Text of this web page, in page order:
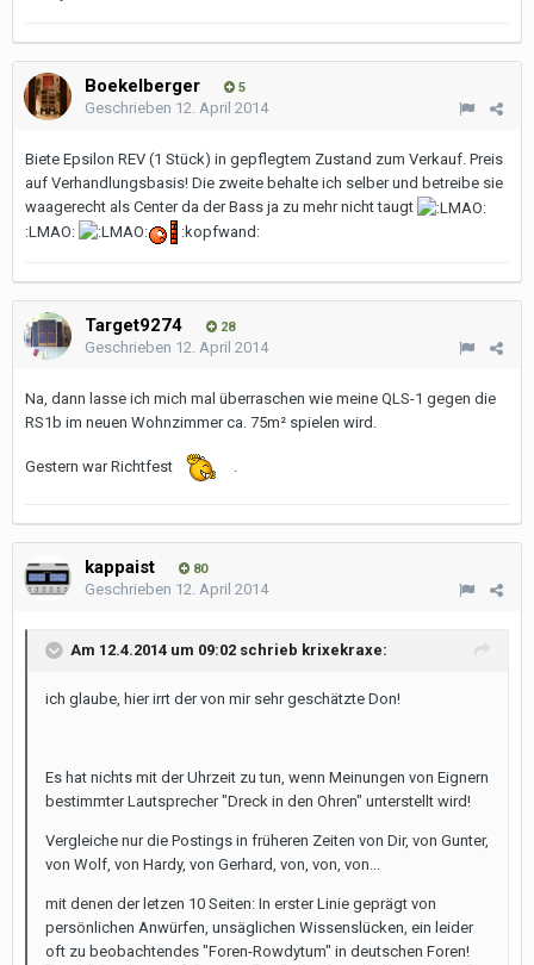
Boekelberger 5
Geschrieben 12. April 2014
Biete Epsilon REV (1 Stück) in gepflegtem Zustand zum Verkauf. Preis
auf Verhandlungsbasis! Die zweite behalte ich selber und betreibe sie
waagerecht als Center da der Bass ja zu mehr nicht taugt
:LMAO:
:kopfwand:
Target9274 28
Geschrieben 12. April 2014
Na, dann lasse ich mich mal überraschen wie meine QLS-1 gegen die
RS1b im neuen Wohnzimmer ca. 75m² spielen wird.
Gestern war Richtfest .
kappaist 80
Geschrieben 12. April 2014
Am 12.4.2014 um 09:02 schrieb krixekraxe:
ich glaube, hier irrt der von mir sehr geschätzte Don!
Es hat nichts mit der Uhrzeit zu tun, wenn Meinungen von Eignern
bestimmter Lautsprecher "Dreck in den Ohren" unterstellt wird!
Vergleiche nur die Postings in früheren Zeiten von Dir, von Gunter,
von Wolf, von Hardy, von Gerhard, von, von, von...
mit denen der letzen 10 Seiten: In erster Linie geprägt von
persönlichen Anwürfen, unsäglichen Wissenslücken, ein leider
oft zu beobachtendes "Foren-Rowdytum" in deutschen Foren!